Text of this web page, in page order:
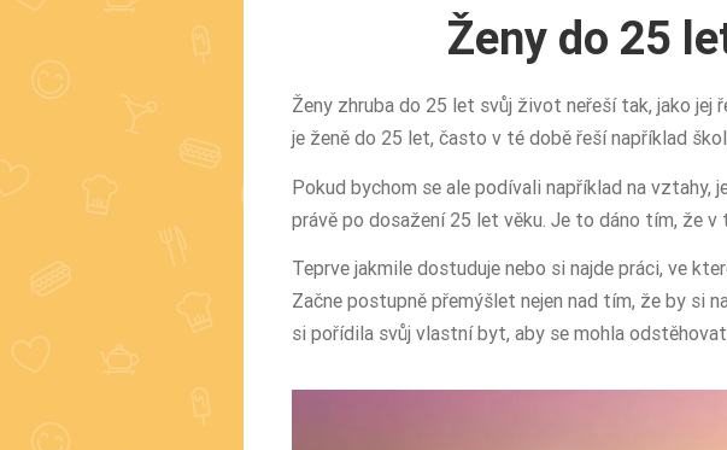
Ženy do 25
Ženy zhruba do 25 let svůj život neřeší tak, jako
je ženě do 25 let, často v té době řeší například
Pokud bychom se ale podívali například na vztahy,
právě po dosažení 25 let věku. Je to dáno tím, že v
Teprve jakmile dostuduje nebo si najde práci, ve
Začne postupně přemýšlet nejen nad tím, že by si
si pořídila svůj vlastní byt, aby se mohla